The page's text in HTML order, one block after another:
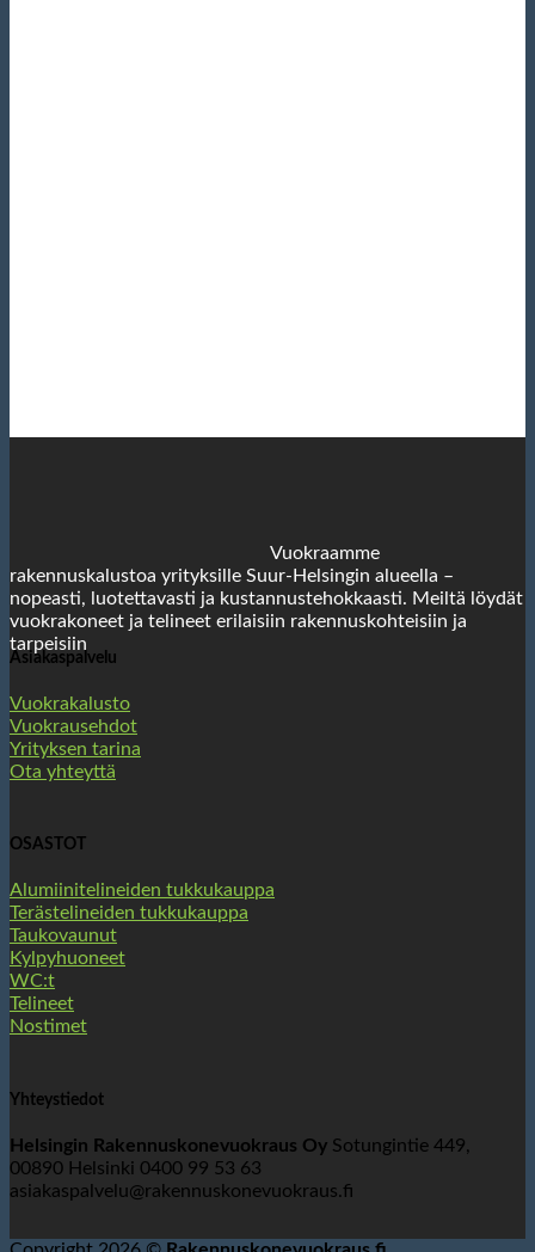
Vuokraamme
rakennuskalustoa yrityksille Suur-Helsingin alueella –
nopeasti, luotettavasti ja kustannustehokkaasti. Meiltä löydät
vuokrakoneet ja telineet erilaisiin rakennuskohteisiin ja
tarpeisiin
Asiakaspalvelu
Vuokrakalusto
Vuokrausehdot
Yrityksen tarina
Ota yhteyttä
OSASTOT
Alumiinitelineiden tukkukauppa
Terästelineiden tukkukauppa
Taukovaunut
Kylpyhuoneet
WC:t
Telineet
Nostimet
Yhteystiedot
Helsingin Rakennuskonevuokraus Oy Sotungintie 449,
00890 Helsinki 0400 99 53 63
asiakaspalvelu@rakennuskonevuokraus.fi